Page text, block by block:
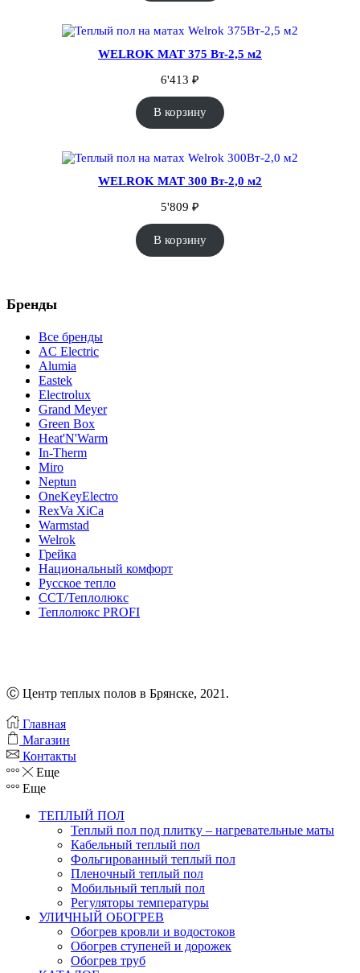
WELROK MAT 375 Вт-2,5 м2
6'413 ₽
В корзину
WELROK MAT 300 Вт-2,0 м2
5'809 ₽
В корзину
Бренды
Все бренды
AC Electric
Alumia
Eastek
Electrolux
Grand Meyer
Green Box
Heat'N'Warm
In-Therm
Miro
Neptun
OneKeyElectro
RexVa XiCa
Warmstad
Welrok
Грейка
Национальный комфорт
Русское тепло
ССТ/Теплолюкс
Теплолюкс PROFI
Ⓒ Центр теплых полов в Брянске, 2021.
Главная
Магазин
Контакты
Еще
Еще
ТЕПЛЫЙ ПОЛ
Теплый пол под плитку – нагревательные маты
Кабельный теплый пол
Фольгированный теплый пол
Пленочный теплый пол
Мобильный теплый пол
Регуляторы температуры
УЛИЧНЫЙ ОБОГРЕВ
Обогрев кровли и водостоков
Обогрев ступеней и дорожек
Обогрев труб